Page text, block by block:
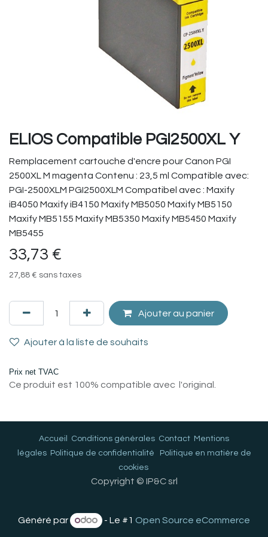
ELIOS Compatible PGI2500XL Y
Remplacement cartouche d'encre pour Canon PGI
2500XL M magenta Contenu : 23,5 ml Compatible avec:
PGI-2500XLM PGI2500XLM Compatibel avec : Maxify
iB4050 Maxify iB4150 Maxify MB5050 Maxify MB5150
Maxify MB5155 Maxify MB5350 Maxify MB5450 Maxify
MB5455
33,73 €
27,88 € sans taxes
Ajouter au panier
Ajouter à la liste de souhaits
Prix net TVAC
Ce produit est 100% compatible avec l'original.
Accueil Conditions générales Contact Mentions
légales Politique de confidentialité
Politique en matière de
cookies
Copyright © IP&C srl
Généré par - Le #1 Open Source eCommerce